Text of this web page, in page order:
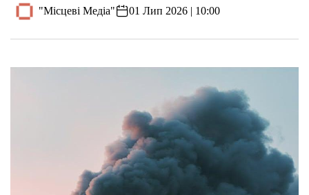
"Місцеві Медіа" 01 Лип 2026 | 10:00